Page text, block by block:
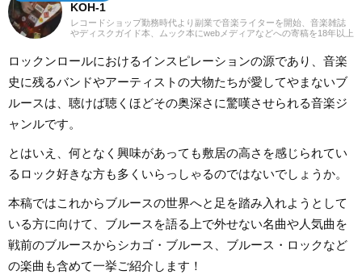
KOH-1
レコードショップ勤務時代より副業で音楽ライターを開始、音楽雑誌
やディスクガイド本、ムック本にwebメディアなどへの寄稿を18年以上
35年以上「好きなものが好き」をモットーに好奇心を忘れないことを
常に心がけています。バンド活動歴あり、作詞作曲を担当するベーシ
ストという立ち位置でした。演奏経験のある楽器はベース、ギター、
ピアノ。40代半ばから英語の勉強を開始、現在も継続中です。
ロックンロールにおけるインスピレーションの源であり、音楽
史に残るバンドやアーティストの大物たちが愛してやまないブ
ルースは、聴けば聴くほどその奥深さに驚嘆させられる音楽ジ
ャンルです。
とはいえ、何となく興味があっても敷居の高さを感じられてい
るロック好きな方も多くいらっしゃるのではないでしょうか。
本稿ではこれからブルースの世界へと足を踏み入れようとして
いる方に向けて、ブルースを語る上で外せない名曲や人気曲を
戦前のブルースからシカゴ・ブルース、ブルース・ロックなど
の楽曲も含めて一挙ご紹介します！